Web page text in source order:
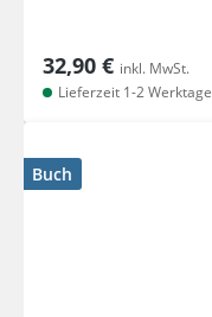
32,90 € inkl. MwSt.
Lieferzeit 1-2 Werktage
Buch